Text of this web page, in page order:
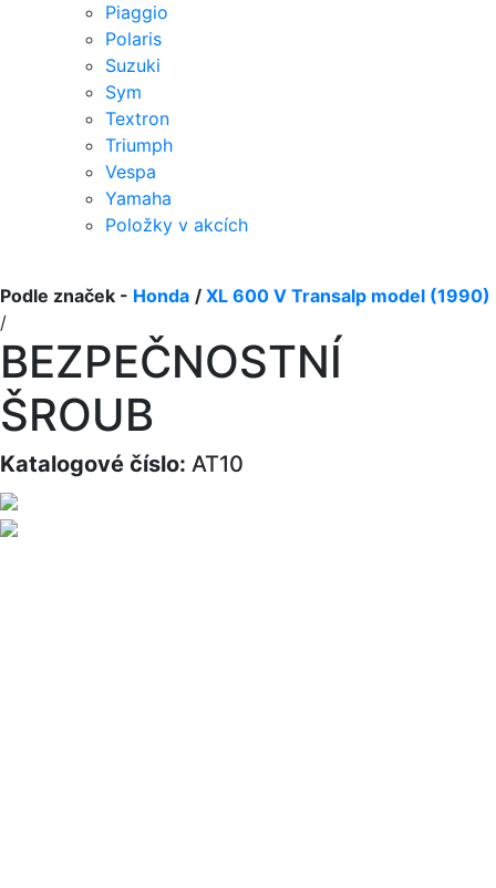
Piaggio
Polaris
Suzuki
Sym
Textron
Triumph
Vespa
Yamaha
Položky v akcích
Podle značek - Honda / XL 600 V Transalp model (1990)
/
BEZPEČNOSTNÍ
ŠROUB
Katalogové číslo: AT10